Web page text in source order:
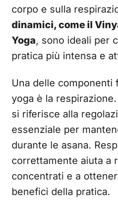
corpo e sulla
dinamici, come il
Yoga, sono ideali per
pratica più intensa e
Una delle componenti
yoga è la
si riferisce alla
essenziale per
durante le asana.
correttamente aiuta a
concentrati e a
benefici della pratica.